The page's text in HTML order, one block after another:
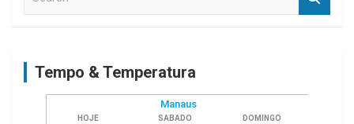
Tempo & Temperatura